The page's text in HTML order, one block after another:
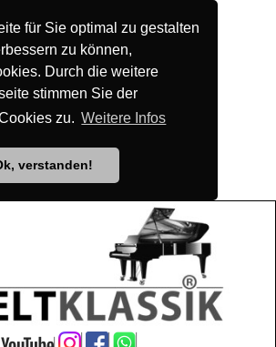
für Sie optimal zu gestalten
zu können,
Durch die weitere
stimmen Sie der
zu. Weitere Infos
verstanden!